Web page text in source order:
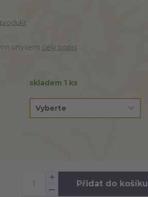
onyxem celý popis
skladem 1 ks
Přidat do košíku